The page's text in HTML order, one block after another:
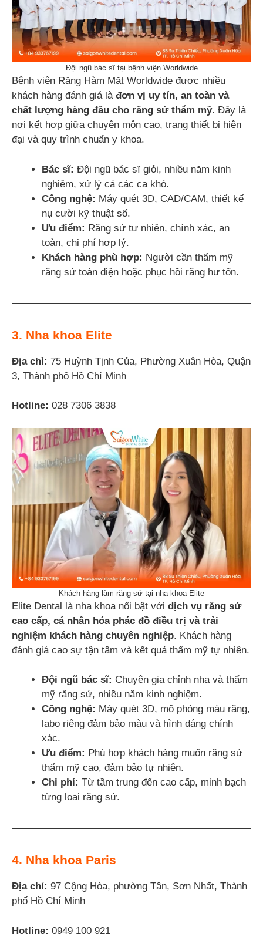
Đội ngũ bác sĩ tại bệnh viện Worldwide
Bệnh viện Răng Hàm Mặt Worldwide được nhiều
khách hàng đánh giá là đơn vị uy tín, an toàn và
chất lượng hàng đầu cho răng sứ thẩm mỹ. Đây là
nơi kết hợp giữa chuyên môn cao, trang thiết bị hiện
đại và quy trình chuẩn y khoa.
Bác sĩ: Đội ngũ bác sĩ giỏi, nhiều năm kinh
nghiệm, xử lý cả các ca khó.
Công nghệ: Máy quét 3D, CAD/CAM, thiết kế
nụ cười kỹ thuật số.
Ưu điểm: Răng sứ tự nhiên, chính xác, an
toàn, chi phí hợp lý.
Khách hàng phù hợp: Người cần thẩm mỹ
răng sứ toàn diện hoặc phục hồi răng hư tổn.
3. Nha khoa Elite
Địa chỉ: 75 Huỳnh Tịnh Của, Phường Xuân Hòa, Quận
3, Thành phố Hồ Chí Minh
Hotline: 028 7306 3838
Khách hàng làm răng sứ tại nha khoa Elite
Elite Dental là nha khoa nổi bật với dịch vụ răng sứ
cao cấp, cá nhân hóa phác đồ điều trị và trải
nghiệm khách hàng chuyên nghiệp. Khách hàng
đánh giá cao sự tận tâm và kết quả thẩm mỹ tự nhiên.
Đội ngũ bác sĩ: Chuyên gia chỉnh nha và thẩm
mỹ răng sứ, nhiều năm kinh nghiệm.
Công nghệ: Máy quét 3D, mô phỏng màu răng,
labo riêng đảm bảo màu và hình dáng chính
xác.
Ưu điểm: Phù hợp khách hàng muốn răng sứ
thẩm mỹ cao, đảm bảo tự nhiên.
Chi phí: Từ tầm trung đến cao cấp, minh bạch
từng loại răng sứ.
4. Nha khoa Paris
Địa chỉ: 97 Cộng Hòa, phường Tân, Sơn Nhất, Thành
phố Hồ Chí Minh
Hotline: 0949 100 921